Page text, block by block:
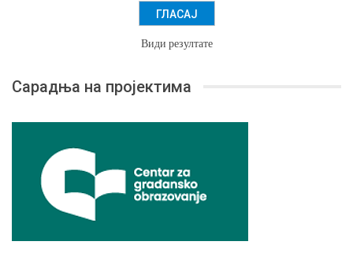
Види резултате
Сарадња на пројектима